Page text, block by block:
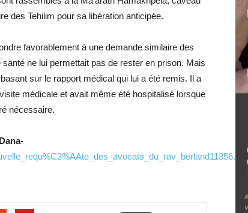
des Tehilim pour sa libération anticipée.
favorablement à une demande similaire des
ne lui permettait pas de rester en prison. Mais
sur le rapport médical qui lui a été remis. Il a
médicale et avait même été hospitalisé lorsque
nécessaire.